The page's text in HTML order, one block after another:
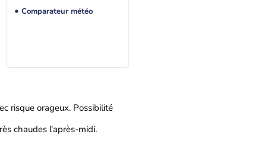
Comparateur météo
risque orageux. Possibilité
chaudes l'après-midi.